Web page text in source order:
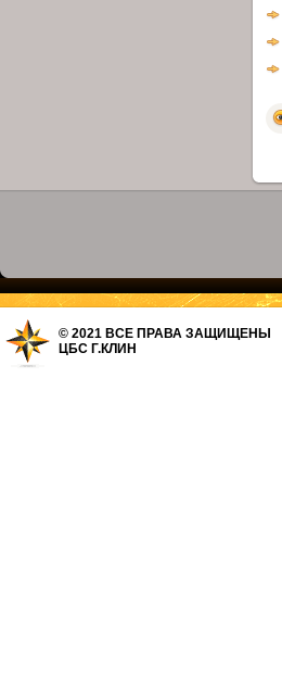
© 2021 ВСЕ ПРАВА ЗАЩИЩЕНЫ
ЦБС Г.КЛИН